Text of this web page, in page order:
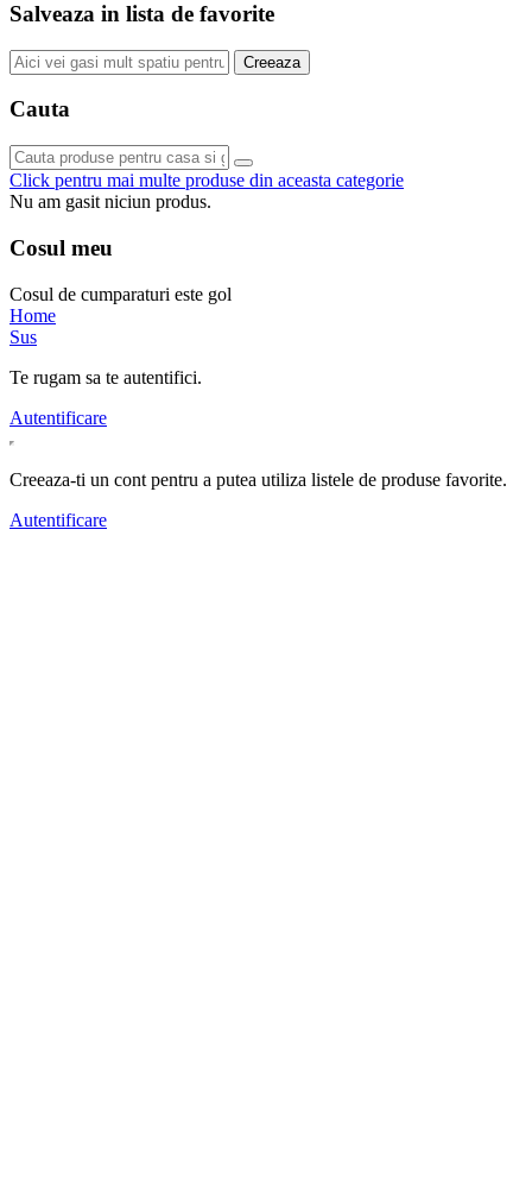
Salveaza in lista de favorite
Creeaza
Cauta
Click pentru mai multe produse din aceasta categorie
Nu am gasit niciun produs.
Cosul meu
Cosul de cumparaturi este gol
Home
Sus
Te rugam sa te autentifici.
Autentificare
Creeaza-ti un cont pentru a putea utiliza listele de produse favorite.
Autentificare